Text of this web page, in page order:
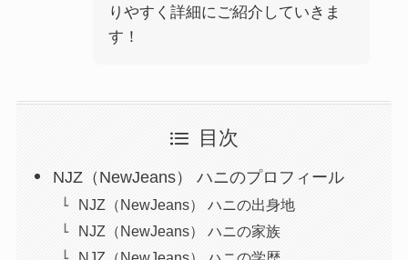
りやすく詳細にご紹介していきま
す！
目次
NJZ（NewJeans） ハニのプロフィール
NJZ（NewJeans） ハニの出身地
NJZ（NewJeans） ハニの家族